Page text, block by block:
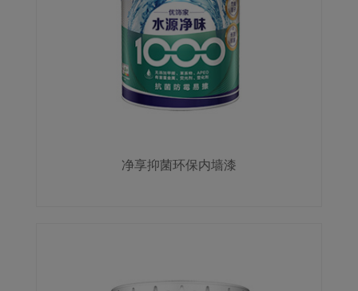
净享抑菌环保内墙漆